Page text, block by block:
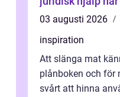
03 augusti 2026
inspiration
Att slänga mat
plånboken och för
svårt att hinna